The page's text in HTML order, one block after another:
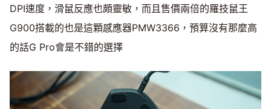
DPI速度，滑鼠反應也頗靈敏，而且售價兩倍的羅技鼠王
G900搭載的也是這顆感應器PMW3366，預算沒有那麼高
的話G Pro會是不錯的選擇